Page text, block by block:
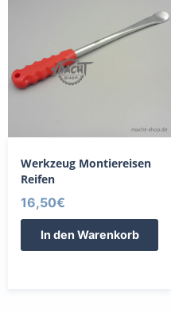
Werkzeug Montiereisen
Reifen
16,50€
In den Warenkorb